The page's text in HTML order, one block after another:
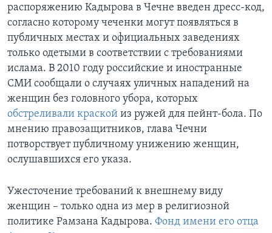
распоряжению Кадырова в Чечне введен дресс-код,
согласно которому чеченки могут появляться в
публичных местах и официальных заведениях
только одетыми в соответствии с требованиями
ислама. В 2010 году российские и иностранные
СМИ сообщали о случаях уличных нападений на
женщин без головного убора, которых
обстреливали краской из ружей для пейнт-бола. По
мнению правозащитников, глава Чечни
потворствует публичному унижению женщин,
ослушавшихся его указа.
Ужесточение требований к внешнему виду
женщин – только одна из мер в религиозной
политике Рамзана Кадырова. Фонд имени его отца